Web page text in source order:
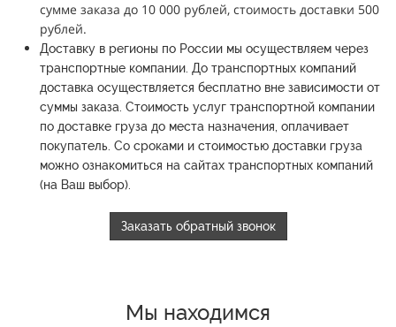
сумме заказа до 10 000 рублей, стоимость доставки 500
рублей.
Доставку в регионы по России мы осуществляем через
транспортные компании. До транспортных компаний
доставка осуществляется бесплатно вне зависимости от
суммы заказа. Стоимость услуг транспортной компании
по доставке груза до места назначения, оплачивает
покупатель. Со сроками и стоимостью доставки груза
можно ознакомиться на сайтах транспортных компаний
(на Ваш выбор).
Заказать обратный звонок
Мы находимся